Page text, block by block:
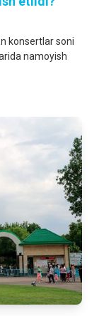
konsertlar soni
namoyish